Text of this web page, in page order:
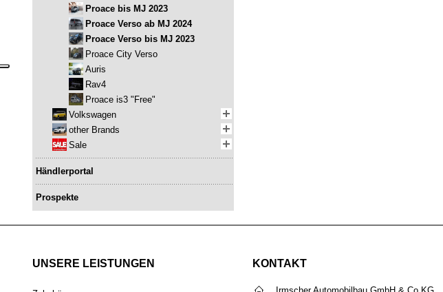
Proace bis MJ 2023
Proace Verso ab MJ 2024
Proace Verso bis MJ 2023
Proace City Verso
Auris
Rav4
Proace is3 "Free"
Volkswagen
other Brands
Sale
Händlerportal
Prospekte
UNSERE LEISTUNGEN KONTAKT